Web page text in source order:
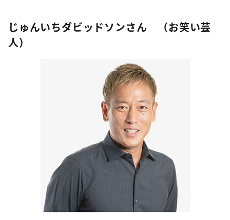
じゅんいちダビッドソンさん （お笑い芸
人）